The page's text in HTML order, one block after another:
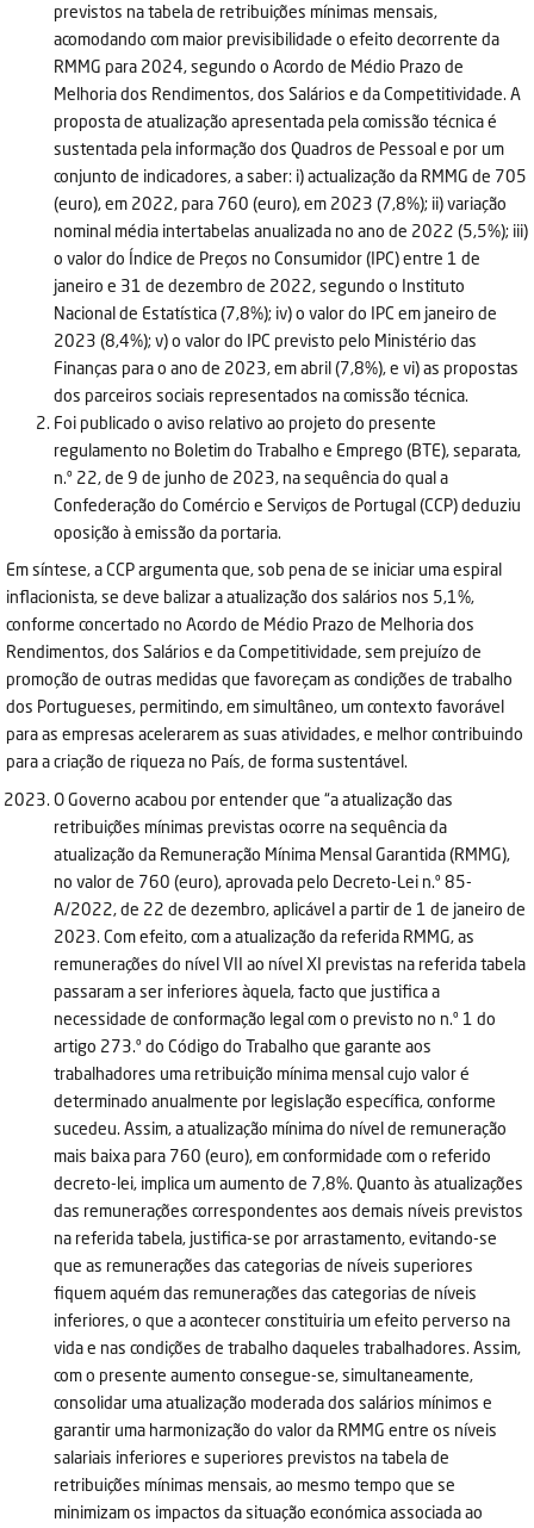
previstos na tabela de retribuições mínimas mensais,
acomodando com maior previsibilidade o efeito decorrente da
RMMG para 2024, segundo o Acordo de Médio Prazo de
Melhoria dos Rendimentos, dos Salários e da Competitividade. A
proposta de atualização apresentada pela comissão técnica é
sustentada pela informação dos Quadros de Pessoal e por um
conjunto de indicadores, a saber: i) actualização da RMMG de 705
(euro), em 2022, para 760 (euro), em 2023 (7,8%); ii) variação
nominal média intertabelas anualizada no ano de 2022 (5,5%); iii)
o valor do Índice de Preços no Consumidor (IPC) entre 1 de
janeiro e 31 de dezembro de 2022, segundo o Instituto
Nacional de Estatística (7,8%); iv) o valor do IPC em janeiro de
2023 (8,4%); v) o valor do IPC previsto pelo Ministério das
Finanças para o ano de 2023, em abril (7,8%), e vi) as propostas
dos parceiros sociais representados na comissão técnica.
Foi publicado o aviso relativo ao projeto do presente
regulamento no Boletim do Trabalho e Emprego (BTE), separata,
n.º 22, de 9 de junho de 2023, na sequência do qual a
Confederação do Comércio e Serviços de Portugal (CCP) deduziu
oposição à emissão da portaria.
Em síntese, a CCP argumenta que, sob pena de se iniciar uma espiral
inflacionista, se deve balizar a atualização dos salários nos 5,1%,
conforme concertado no Acordo de Médio Prazo de Melhoria dos
Rendimentos, dos Salários e da Competitividade, sem prejuízo de
promoção de outras medidas que favoreçam as condições de trabalho
dos Portugueses, permitindo, em simultâneo, um contexto favorável
para as empresas acelerarem as suas atividades, e melhor contribuindo
para a criação de riqueza no País, de forma sustentável.
O Governo acabou por entender que “a atualização das
retribuições mínimas previstas ocorre na sequência da
atualização da Remuneração Mínima Mensal Garantida (RMMG),
no valor de 760 (euro), aprovada pelo Decreto-Lei n.º 85-
A/2022, de 22 de dezembro, aplicável a partir de 1 de janeiro de
2023. Com efeito, com a atualização da referida RMMG, as
remunerações do nível VII ao nível XI previstas na referida tabela
passaram a ser inferiores àquela, facto que justifica a
necessidade de conformação legal com o previsto no n.º 1 do
artigo 273.º do Código do Trabalho que garante aos
trabalhadores uma retribuição mínima mensal cujo valor é
determinado anualmente por legislação específica, conforme
sucedeu. Assim, a atualização mínima do nível de remuneração
mais baixa para 760 (euro), em conformidade com o referido
decreto-lei, implica um aumento de 7,8%. Quanto às atualizações
das remunerações correspondentes aos demais níveis previstos
na referida tabela, justifica-se por arrastamento, evitando-se
que as remunerações das categorias de níveis superiores
fiquem aquém das remunerações das categorias de níveis
inferiores, o que a acontecer constituiria um efeito perverso na
vida e nas condições de trabalho daqueles trabalhadores. Assim,
com o presente aumento consegue-se, simultaneamente,
consolidar uma atualização moderada dos salários mínimos e
garantir uma harmonização do valor da RMMG entre os níveis
salariais inferiores e superiores previstos na tabela de
retribuições mínimas mensais, ao mesmo tempo que se
minimizam os impactos da situação económica associada ao